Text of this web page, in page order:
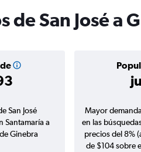
de San José a
San José
Santamaría a
Ginebra
Mayor
en las
precios del 8%
de $104 sobre